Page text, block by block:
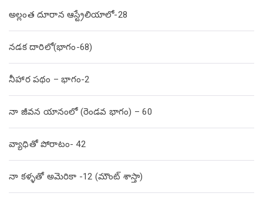
అల్లంత దూరాన ఆస్ట్రేలియాలో-28
నడక దారిలో(భాగం-68)
నీహార పథం – భాగం-2
నా జీవన యానంలో (రెండవ భాగం) – 60
వ్యాధితో పోరాటం- 42
నా కళ్ళతో అమెరికా -12 (మౌంట్ శాస్తా)